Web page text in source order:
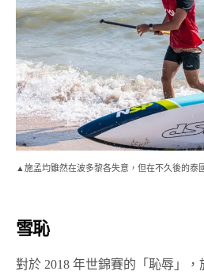
▲施孟均雖然在波多黎各失意，但在不久後的泰
雪恥
對於 2018 年世錦賽的「恥辱」